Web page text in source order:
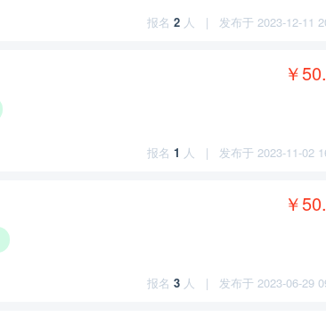
报名 2 人 | 发布于 2023-12-11
￥
报名 1 人 | 发布于 2023-11-02
￥
报名 3 人 | 发布于 2023-06-29